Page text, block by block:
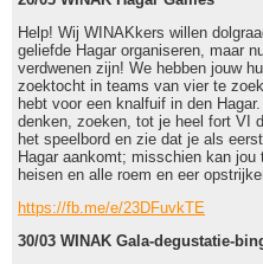
Help! Wij WINAKkers willen
geliefde Hagar organiseren, maar
verdwenen zijn! We hebben jouw
zoektocht in teams van vier te
hebt voor een knalfuif in den
denken, zoeken, tot je heel fort VI
het speelbord en zie dat je als
Hagar aankomt; misschien kan
heisen en alle roem en eer
https://fb.me/e/23DFuvkTE
30/03 WINAK Gala-degustatie-